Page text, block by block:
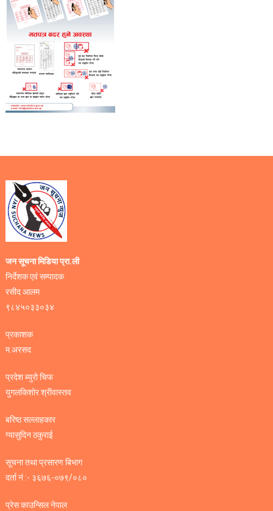
जन सूचना मिडिया प्रा.ली
निर्देशक एवं सम्पादक
रसीद आलम
९८४५०३३०३४
प्रकाशक
म.अरसद
प्रदेश ब्युरो चिफ
युगलकिशोर श्रीवास्तव
बरिष्ठ सल्लाहकार
ग्यासुदिन ठकुराई
सूचना तथा प्रसारण बिभाग
दर्ता नं :- ३६७६-०७९/०८०
प्रेस काउन्सिल नेपाल